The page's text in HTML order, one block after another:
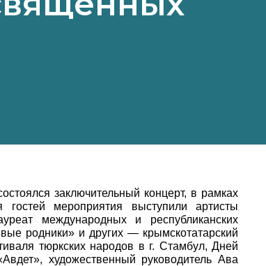
заключительный концерт, в рамках
мероприятия выступили артисты
международных и республиканских
родники» и других — крымскотатарский
тюркских народов в г. Стамбул, Дней
художественный руководитель Ава